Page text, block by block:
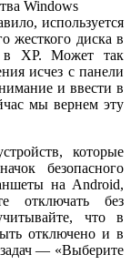
используется
жесткого диска в
XP. Может так
исчез с панели
и ввести в
мы вернем эту
которые
безопасного
на Android,
отключать без
что в
отключено и в
— «Выберите